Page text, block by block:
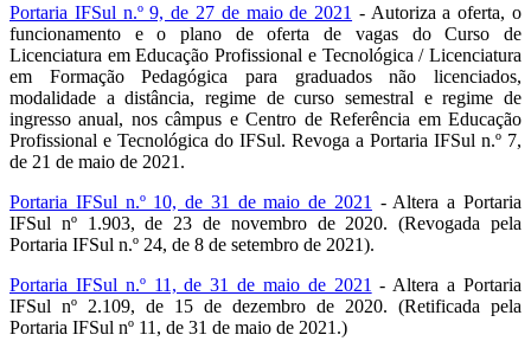
Portaria IFSul n.º 9, de 27 de maio de 2021 - Autoriza a oferta, o
funcionamento e o plano de oferta de vagas do Curso de
Licenciatura em Educação Profissional e Tecnológica / Licenciatura
em Formação Pedagógica para graduados não licenciados,
modalidade a distância, regime de curso semestral e regime de
ingresso anual, nos câmpus e Centro de Referência em Educação
Profissional e Tecnológica do IFSul. Revoga a Portaria IFSul n.º 7,
de 21 de maio de 2021.
Portaria IFSul n.º 10, de 31 de maio de 2021 - Altera a Portaria
IFSul nº 1.903, de 23 de novembro de 2020. (Revogada pela
Portaria IFSul n.º 24, de 8 de setembro de 2021).
Portaria IFSul n.º 11, de 31 de maio de 2021 - Altera a Portaria
IFSul nº 2.109, de 15 de dezembro de 2020. (Retificada pela
Portaria IFSul nº 11, de 31 de maio de 2021.)